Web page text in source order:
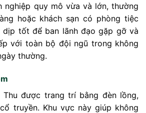
nghiệp quy mô vừa và lớn, thường
hoặc khách sạn có phòng tiệc
dịp tốt để ban lãnh đạo gặp gỡ và
với toàn bộ đội ngũ trong không
thường.
Thu được trang trí bằng đèn lồng,
truyền. Khu vực này giúp không